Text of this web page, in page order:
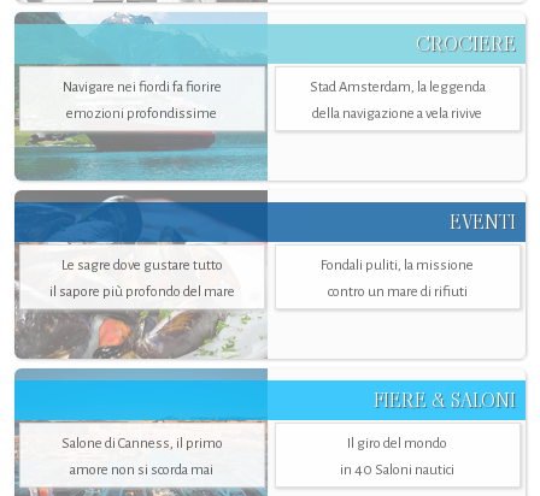
CROCIERE
Navigare nei fiordi fa fiorire
emozioni profondissime
Stad Amsterdam, la leggenda
della navigazione a vela rivive
EVENTI
Le sagre dove gustare tutto
il sapore più profondo del mare
Fondali puliti, la missione
contro un mare di rifiuti
FIERE & SALONI
Salone di Canness, il primo
amore non si scorda mai
Il giro del mondo
in 40 Saloni nautici